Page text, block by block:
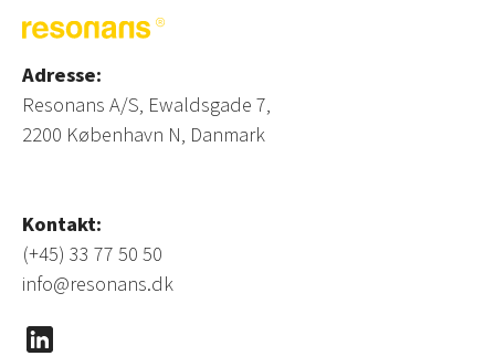
Adresse:
Resonans A/S, Ewaldsgade 7,
2200 København N, Danmark
Kontakt:
(+45) 33 77 50 50
info@resonans.dk